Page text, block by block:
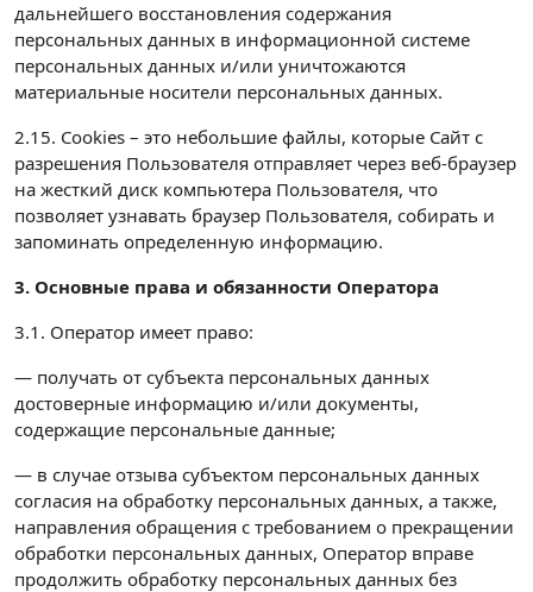
дальнейшего восстановления содержания
персональных данных в информационной системе
персональных данных и/или уничтожаются
материальные носители персональных данных.
2.15. Cookies – это небольшие файлы, которые Сайт с
разрешения Пользователя отправляет через веб-браузер
на жесткий диск компьютера Пользователя, что
позволяет узнавать браузер Пользователя, собирать и
запоминать определенную информацию.
3. Основные права и обязанности Оператора
3.1. Оператор имеет право:
— получать от субъекта персональных данных
достоверные информацию и/или документы,
содержащие персональные данные;
— в случае отзыва субъектом персональных данных
согласия на обработку персональных данных, а также,
направления обращения с требованием о прекращении
обработки персональных данных, Оператор вправе
продолжить обработку персональных данных без